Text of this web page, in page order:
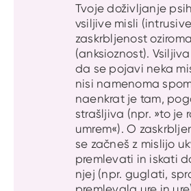
Tvoje doživljanje
vsiljive misli
zaskrbljenost
(anksioznost).
da se pojavi neka
nisi namenoma
naenkrat je tam,
strašljiva (npr. »to je
umrem«). O
se začneš z mislijo
premlevati in iskati
njej (npr. guglati,